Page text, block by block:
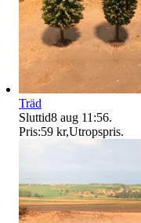
Träd
Sluttid8 aug 11:56.
Pris:59 kr,Utropspris.